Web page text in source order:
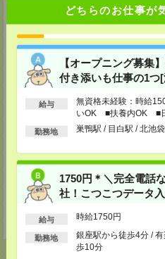
どちらのお仕事が
【オープニング募集
付き添いも仕事の1つ
給与
無資格未経験：時給
いOK ■扶養内OK ■
以上
勤務地 巣鴨駅 / 目白駅 / 北池
1750円＊＼完全電話
社！こつこつデータ
給与 時給1750円
勤務地
銀座駅から徒歩4分 /
歩10分
湘南テクニカルセンター
TEL：0120-937-149
担当：採用担当者
西東京テクニカルセンター
立川市曙町2-37-7 コアシティ立川3階
TEL：0120-356-022
担当：採用担当者
厚木テクニカルセンター
TEL：0120-022-979
担当：採用担当者
千葉テクニカルセンター
千葉市中央区新町1000 センシティタ
担当：採用担当者